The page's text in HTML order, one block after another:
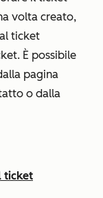
volta creato,
ticket
È possibile
pagina
o dalla
ticket